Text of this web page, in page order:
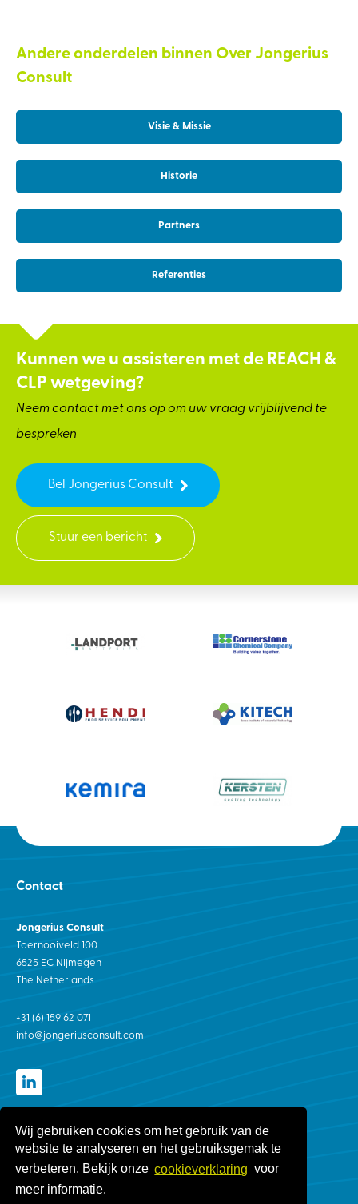
Wij gebruiken cookies om het gebruik van de
website te analyseren en het gebruiksgemak te
verbeteren. Bekijk onze cookieverklaring voor
meer informatie.
Andere onderdelen binnen Over Jongerius
Consult
Visie & Missie
Historie
Partners
Referenties
Kunnen we u assisteren met de REACH &
CLP wetgeving?
Neem contact met ons op om uw vraag vrijblijvend te
bespreken
Bel Jongerius Consult
Stuur een bericht
Contact
Jongerius Consult
Toernooiveld 100
6525 EC Nijmegen
The Netherlands
+31 (6) 159 62 071
info@jongeriusconsult.com
Algemene voorwaarden
Privacyverklaring